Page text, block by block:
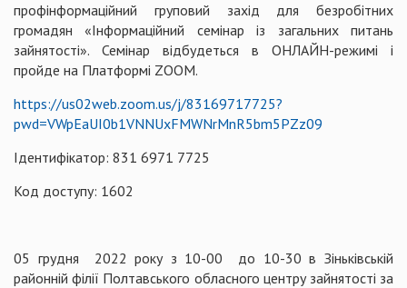
профінформаційний груповий захід для безробітних
громадян «Інформаційний семінар із загальних питань
зайнятості». Семінар відбудеться в ОНЛАЙН-режимі і
пройде на Платформі ZOOM.
https://us02web.zoom.us/j/83169717725?
pwd=VWpEaUI0b1VNNUxFMWNrMnR5bm5PZz09
Ідентифікатор: 831 6971 7725
Код доступу: 1602
05 грудня 2022 року з 10-00 до 10-30 в Зіньківській
районній філії Полтавського обласного центру зайнятості за